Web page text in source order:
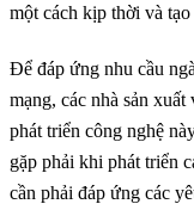
một cách kịp thời và
Để đáp ứng nhu cầu
mạng, các nhà sản
phát triển công nghệ
gặp phải khi phát triển
cần phải đáp ứng các